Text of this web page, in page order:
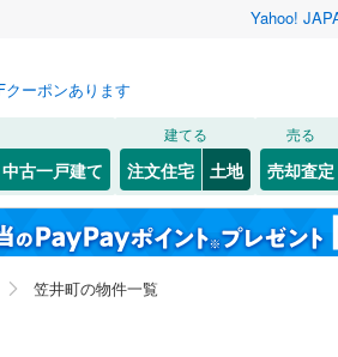
Yahoo!
クーポンあります
中古一戸建て
建てる
注文住宅 土地
売る
売却査定
笠井町の物件一覧
宮城 秋田 山形
埼玉 千葉
駿河区(6)
浜名区 (
有玉北町(1)
入野町(2)
大瀬町(2
伊東線(0)
身延線(0)
角地（0）
整形地（1）
検索条件を保存しました
物件通知は、 マイページから設定できま
中央区、笠井町、価格未定を含む、
付き土地を含む